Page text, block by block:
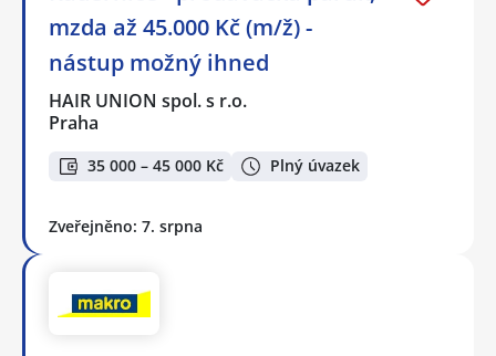
mzda až 45.000 Kč (m/ž) -
nástup možný ihned
HAIR UNION spol. s r.o.
Praha
35 000 – 45 000 Kč Plný úvazek
Zveřejněno: 7. srpna